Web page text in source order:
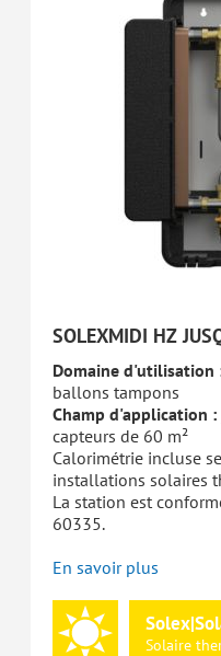
SOLEXMIDI HZ
Domaine d'utilisation
ballons tampons
Champ d'application :
capteurs de 60 m²
Calorimétrie incluse
installations solaires
La station est
60335.
En savoir plus
Solaire